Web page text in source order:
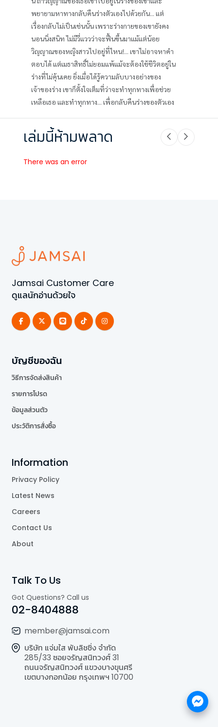
พยายามหาทางกลับคืนร่างตัวเองไปด้วยกัน... แต่
เรื่องกลับไม่เป็นเช่นนั้น เพราะร่างกายของเขายังคง
นอนนิ่งสนิท ไม่มีวี่แววว่าจะฟื้นขึ้นมาแม้แต่น้อย
วิญญาณของหญิงสาวไปอยู่ที่ไหน!... เขาไม่อาจหาคำ
ตอบได้ แต่เมธาสิทธิ์ไม่ยอมแพ้แม้จะต้องใช้ชีวิตอยู่ใน
ร่างที่ไม่คุ้นเคย ยิ่งเมื่อได้รู้ความลับบางอย่างของ
เจ้าของร่าง เขาก็ตั้งใจเต็มที่ว่าจะทำทุกทางเพื่อช่วย
เหลือเธอ และทำทุกทาง... เพื่อกลับคืนร่างของตัวเอง
เล่มนี้ห้ามพลาด
There was an error
Jamsai Customer Care
ดูแลนักอ่านด้วยใจ
บัญชีของฉัน
วิธีการจัดส่งสินค้า
รายการโปรด
ข้อมูลส่วนตัว
ประวัติการสั่งซื้อ
Information
Privacy Policy
Latest News
Careers
Contact Us
About
Talk To Us
Got Questions? Call us
02-8404888
member@jamsai.com
บริษัท แจ่มใส พับลิชชิ่ง จำกัด
285/33 ซอยจรัญสนิทวงศ์ 31
ถนนจรัญสนิทวงศ์ แขวงบางขุนศรี
เขตบางกอกน้อย กรุงเทพฯ 10700